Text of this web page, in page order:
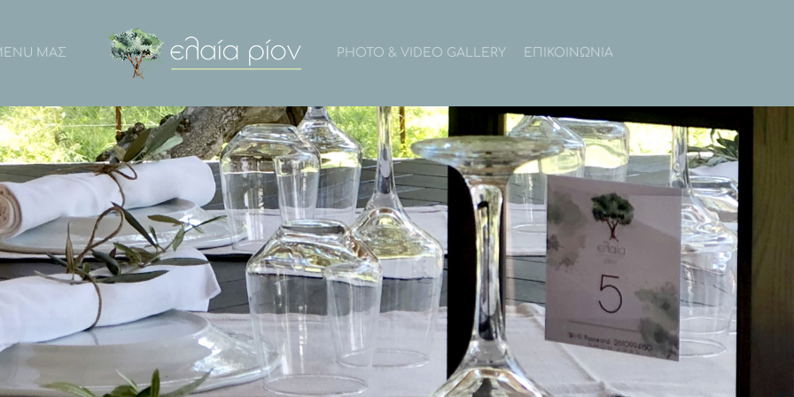
ΜΑΣ PHOTO & VIDEO GALLERY ΕΠΙΚΟΙΝΩΝΙΑ